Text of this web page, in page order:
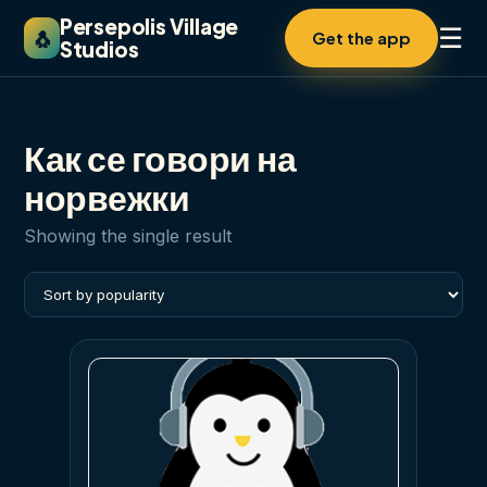
🐧 Persepolis Village
Studios
Get the app ☰
Как се говори на
норвежки
Showing the single result